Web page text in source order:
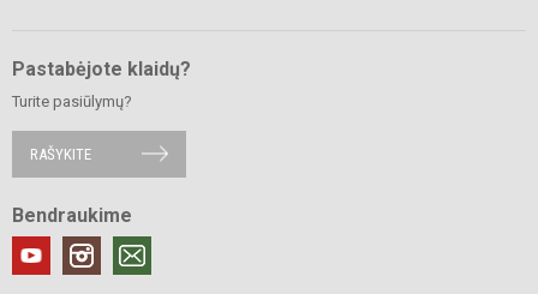
Pastabėjote klaidų?
Turite pasiūlymų?
RAŠYKITE
Bendraukime